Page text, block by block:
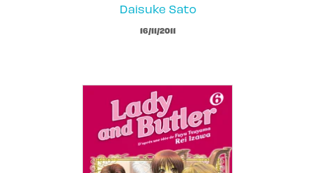
Daisuke Sato
16/11/2011